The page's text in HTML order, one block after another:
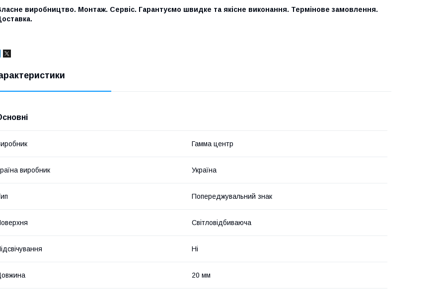
виробництво. Монтаж. Сервіс. Гарантуємо швидке та якісне виконання. Термінове замовлення.
Гамма центр
виробник Україна
Попереджувальний знак
Світловідбиваюча
Ні
20 мм